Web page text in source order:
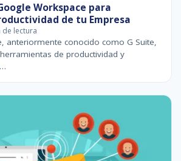
Workspace para
de tu Empresa
de lectura
anteriormente conocido como G Suite,
de productividad y